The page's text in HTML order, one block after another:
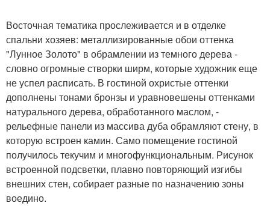
Восточная тематика прослеживается и в отделке
спальни хозяев: металлизированные обои оттенка
"Лунное Золото" в обрамлении из темного дерева -
словно огромные створки ширм, которые художник еще
не успел расписать. В гостиной охристые оттенки
дополнены тонами бронзы и уравновешены оттенками
натурального дерева, обработанного маслом, -
рельефные панели из массива дуба обрамляют стену, в
которую встроен камин. Само помещение гостиной
получилось текучим и многофункциональным. Рисунок
встроенной подсветки, плавно повторяющий изгибы
внешних стен, собирает разные по назначению зоны
воедино.